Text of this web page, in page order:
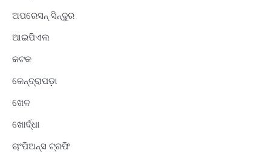
ଅପରେସନ୍ ସିନ୍ଦୁର
ଆଇପିଏଲ
କଟକ
କେନ୍ଦ୍ରାପଡ଼ା
ଖେଳ
ଖୋର୍ଦ୍ଧା
ଚାଂପିଅନ୍ସ ଟ୍ରଫି